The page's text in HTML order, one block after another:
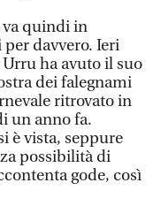
va quindi in
per davvero. Ieri
ha avuto il suo
dei falegnami
ritrovato in
un anno fa.
è vista, seppure
possibilità di
gode, così